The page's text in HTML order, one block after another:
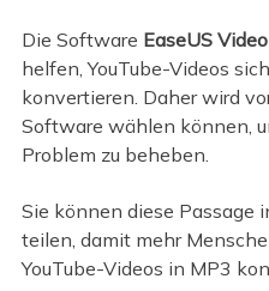
Die Software EaseUS
helfen, YouTube-Videos
konvertieren. Daher wird
Software wählen können,
Problem zu beheben.
Sie können diese Passage
teilen, damit mehr
YouTube-Videos in MP3